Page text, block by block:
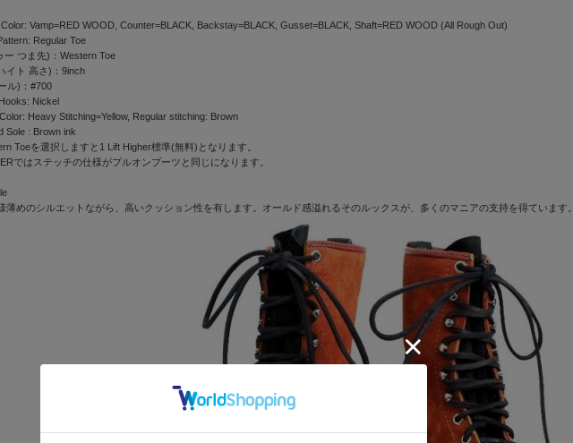
Vamp=RED WOOD, Counter=BLACK, Backstay=BLACK, Gusset=BLACK, Shaft=RED WOOD (All Rough Out)
Regular Toe
ー つま先)：Western Toe
イト 高さ)：9inch
ル)：#700
Nickel
Heavy Stitching=Yellow, Regular stitching: Brown
Sole : Brown ink
Toeを選択しますと1 Lift Higher標準(無料)となります。
ではステッチの仕様がプルオンブーツと同じになります。
薄めのシルエットながら、高いクッション性を有します。オールド感溢れるそのルックスが、多くのマニアの支持を得ています。